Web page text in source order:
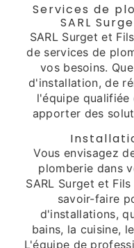
Services de
SARL
SARL Surget et
de services de
vos besoins.
d'installation, de
l'équipe qualifiée
apporter des
Vous envisagez
plomberie dans
SARL Surget et
savoir-faire
d'installations,
bains, la cuisine,
L'équipe de